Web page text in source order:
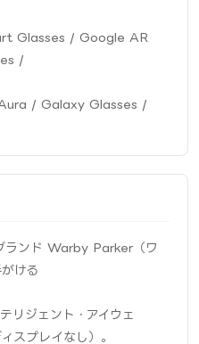
Glasses / Google AR
/
/ Galaxy Glasses /
ランド Warby Parker（ワ
ける
リジェント・アイウェ
スプレイなし）。